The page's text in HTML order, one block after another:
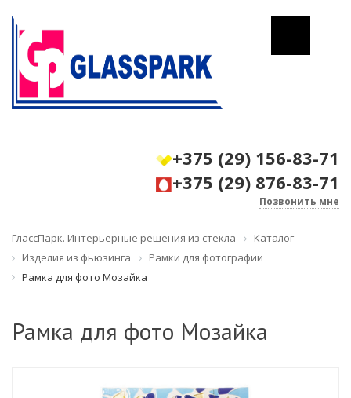
+375 (29) 156-83-71
+375 (29) 876-83-71
Позвонить мне
ГлассПарк. Интерьерные решения из стекла
Каталог
Изделия из фьюзинга
Рамки для фотографии
Рамка для фото Мозайка
Рамка для фото Мозайка